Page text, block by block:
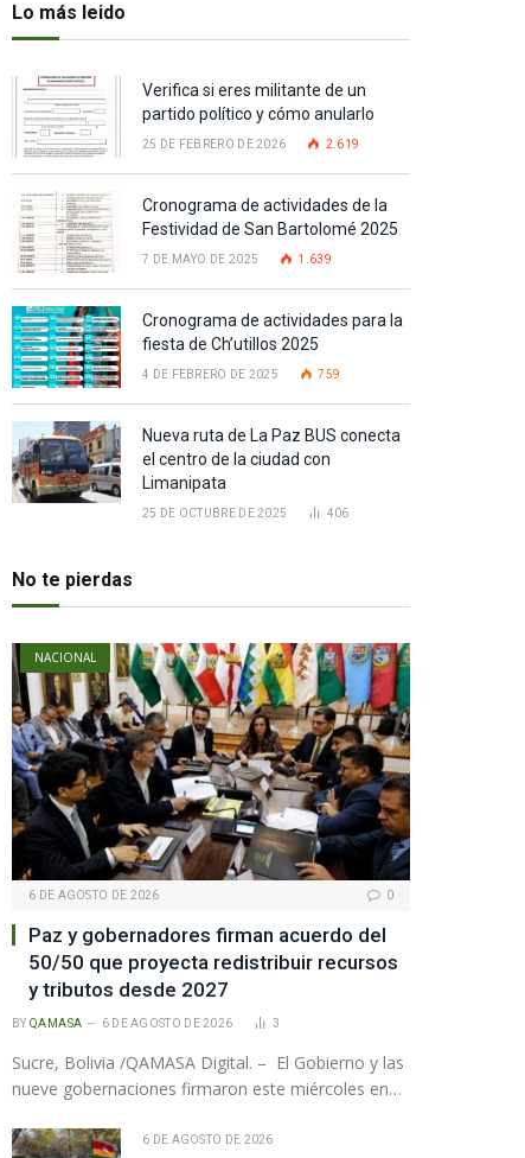
Lo más leido
Verifica si eres militante de un
partido político y cómo anularlo
25 DE FEBRERO DE 2026 2.619
Cronograma de actividades de la
Festividad de San Bartolomé 2025
7 DE MAYO DE 2025 1.639
Cronograma de actividades para la
fiesta de Ch’utillos 2025
4 DE FEBRERO DE 2025 759
Nueva ruta de La Paz BUS conecta
el centro de la ciudad con
Limanipata
25 DE OCTUBRE DE 2025 406
No te pierdas
NACIONAL
6 DE AGOSTO DE 2026 0
Paz y gobernadores firman acuerdo del
50/50 que proyecta redistribuir recursos
y tributos desde 2027
BY QAMASA 6 DE AGOSTO DE 2026 3
Sucre, Bolivia /QAMASA Digital. – El Gobierno y las
nueve gobernaciones firmaron este miércoles en…
6 DE AGOSTO DE 2026